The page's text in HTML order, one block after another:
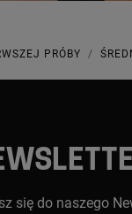
PRÓBY
się do naszego